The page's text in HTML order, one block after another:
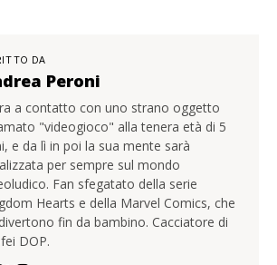
DA
Peroni
a contatto con uno strano oggetto
"videogioco" alla tenera età di 5
e da lì in poi la sua mente sarà
per sempre sul mondo
Fan sfegatato della serie
Hearts e della Marvel Comics, che
fin da bambino. Cacciatore di
DOP.